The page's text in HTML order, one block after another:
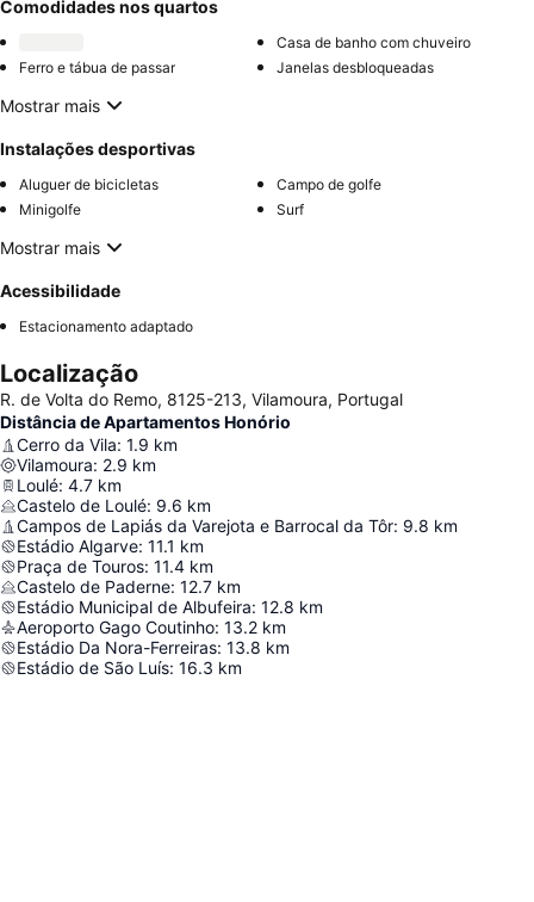
Comodidades nos quartos
Casa de banho com chuveiro
Ferro e tábua de passar
Janelas desbloqueadas
Mostrar mais
Instalações desportivas
Aluguer de bicicletas
Campo de golfe
Minigolfe
Surf
Mostrar mais
Acessibilidade
Estacionamento adaptado
Localização
R. de Volta do Remo, 8125-213, Vilamoura, Portugal
Distância de Apartamentos Honório
Cerro da Vila: 1.9 km
Vilamoura: 2.9 km
Loulé: 4.7 km
Castelo de Loulé: 9.6 km
Campos de Lapiás da Varejota e Barrocal da Tôr: 9.8 km
Estádio Algarve: 11.1 km
Praça de Touros: 11.4 km
Castelo de Paderne: 12.7 km
Estádio Municipal de Albufeira: 12.8 km
Aeroporto Gago Coutinho: 13.2 km
Estádio Da Nora-Ferreiras: 13.8 km
Estádio de São Luís: 16.3 km